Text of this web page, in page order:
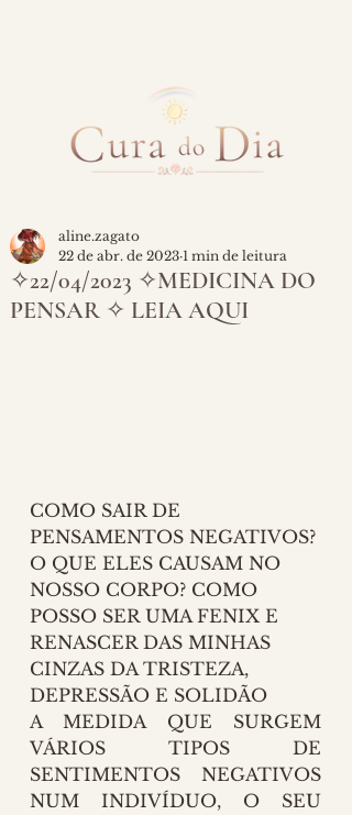
✧22/04/2023 ✧MEDICINA DO
PENSAR ✧ LEIA AQUI
aline.zagato
22 de abr. de 2023 1 min de leitura
COMO SAIR DE
PENSAMENTOS NEGATIVOS?
O QUE ELES CAUSAM NO
NOSSO CORPO? COMO
POSSO SER UMA FENIX E
RENASCER DAS MINHAS
CINZAS DA TRISTEZA,
DEPRESSÃO E SOLIDÃO
A MEDIDA QUE SURGEM
VÁRIOS TIPOS DE
SENTIMENTOS NEGATIVOS
NUM INDIVÍDUO, O SEU